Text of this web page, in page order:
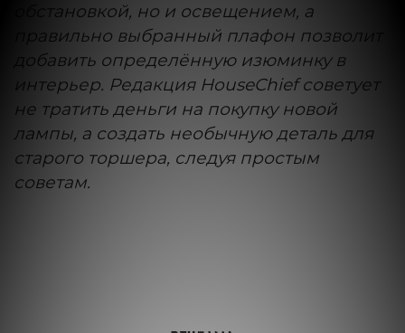
обстановкой, но и освещением, а
правильно выбранный плафон позволит
добавить определённую изюминку в
интерьер. Редакция HouseChief советует
не тратить деньги на покупку новой
лампы, а создать необычную деталь для
старого торшера, следуя простым
советам.